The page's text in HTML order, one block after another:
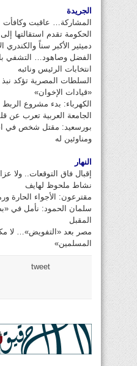
الجريدة
المشاركة… عاقبت وكافأت
الحكومة تقدم استقالتها إلى
دميثير الأكبر سناً والكندري
الفضل وصاهود… التشفي
انتخابات الرئيس ونائبه
السلطات المصرية تؤكد
«قيادات الإخوان»
الكهرباء: بدء مشروع الربط
الجامعة العربية تعرب عن
بورسعيد: مقتل شخص في
ومناوئين له
النهار
إقبال فاق التوقعات.. ولا
نشاط ملحوظ لهايف
مقترعون: الأجواء الحارة
سلمان الحمود: نأمل في
المقبل
مصر بعد «التفويض»… لا
المسلمين»
tweet